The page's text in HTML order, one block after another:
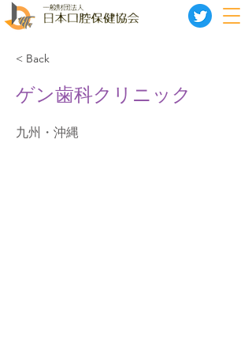
< Back
ゲン歯科クリニック
九州・沖縄